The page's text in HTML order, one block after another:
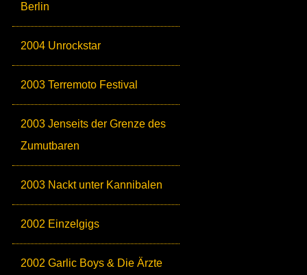
Berlin
2004 Unrockstar
2003 Terremoto Festival
2003 Jenseits der Grenze des
Zumutbaren
2003 Nackt unter Kannibalen
2002 Einzelgigs
2002 Garlic Boys & Die Ärzte